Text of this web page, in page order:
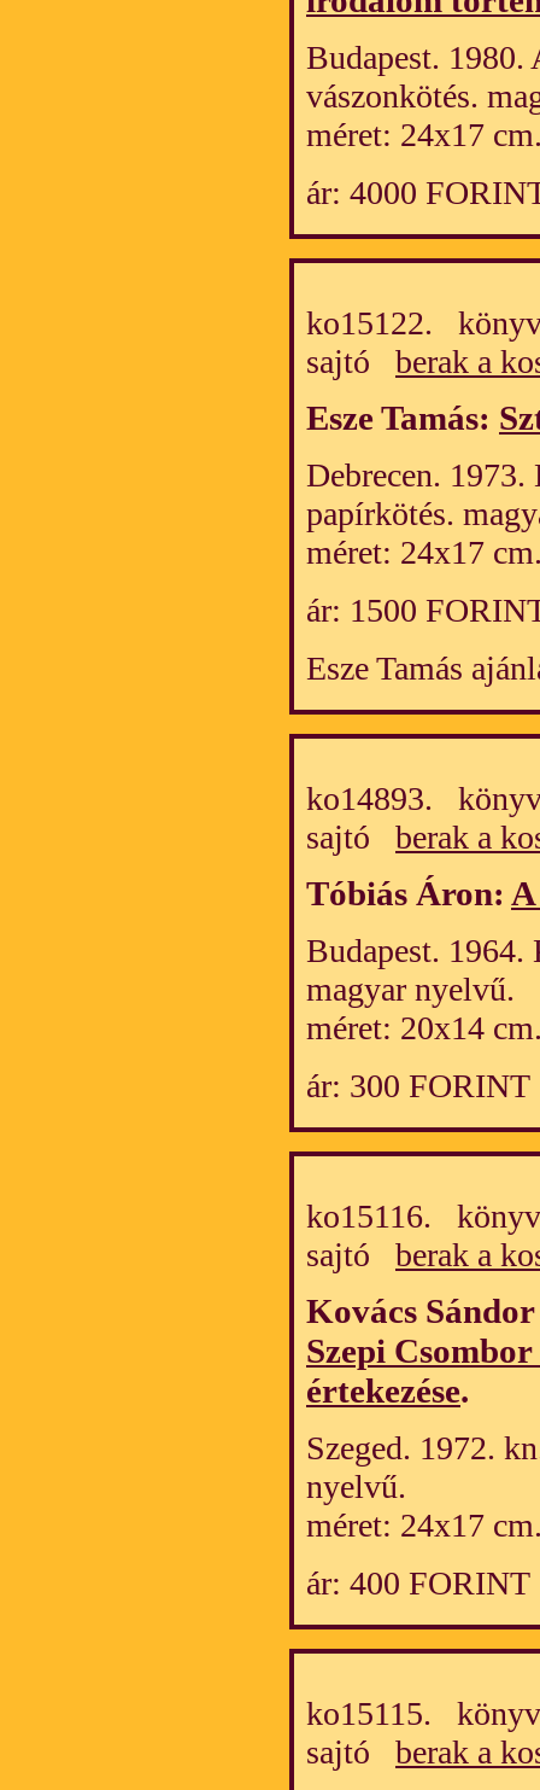
Budapest. 1980.
vászonkötés.
méret: 24x17
ár: 4000
ko15122.
sajtó berak a
Esze Tamás:
Debrecen.
papírkötés.
méret: 24x17
ár: 1500
Esze Tamás
ko14893.
sajtó berak a
Tóbiás Áron:
Budapest.
magyar nyelvű.
méret: 20x14
ár: 300 FORINT
ko15116.
sajtó berak a
Kovács
Szepi
értekezése.
Szeged. 1972.
nyelvű.
méret: 24x17
ár: 400 FORINT
ko15115.
sajtó berak a